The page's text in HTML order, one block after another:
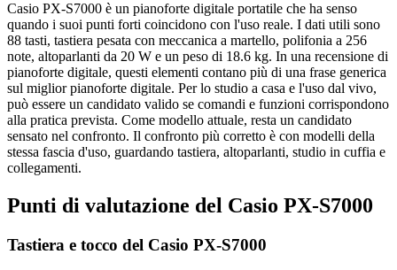
Casio PX-S7000 è un pianoforte digitale portatile che ha senso
quando i suoi punti forti coincidono con l'uso reale. I dati utili sono
88 tasti, tastiera pesata con meccanica a martello, polifonia a 256
note, altoparlanti da 20 W e un peso di 18.6 kg. In una recensione di
pianoforte digitale, questi elementi contano più di una frase generica
sul miglior pianoforte digitale. Per lo studio a casa e l'uso dal vivo,
può essere un candidato valido se comandi e funzioni corrispondono
alla pratica prevista. Come modello attuale, resta un candidato
sensato nel confronto. Il confronto più corretto è con modelli della
stessa fascia d'uso, guardando tastiera, altoparlanti, studio in cuffia e
collegamenti.
Punti di valutazione del Casio PX-S7000
Tastiera e tocco del Casio PX-S7000